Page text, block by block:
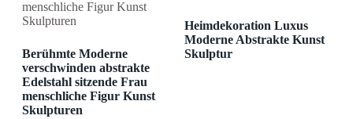
Berühmte Moderne
verschwinden abstrakte
Edelstahl sitzende Frau
menschliche Figur Kunst
Skulpturen
Heimdekoration Luxus
Moderne Abstrakte Kunst
Skulptur